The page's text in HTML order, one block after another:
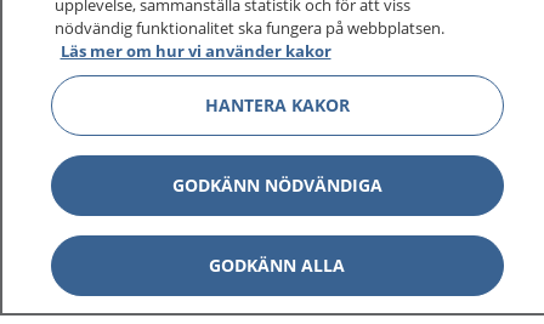
Kontakt
Behandling av personuppgifter
Hantering av kakor
Inställningar för kakor
upplevelse, sammanställa statistik och för att viss
nödvändig funktionalitet ska fungera på webbplatsen.
Läs mer om hur vi använder kakor
HANTERA KAKOR
GODKÄNN NÖDVÄNDIGA
GODKÄNN ALLA